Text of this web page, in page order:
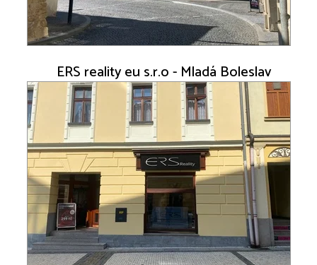
ERS reality eu s.r.o - Mladá Boleslav